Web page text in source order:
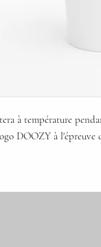
à température
DOOZY à l'épreuve